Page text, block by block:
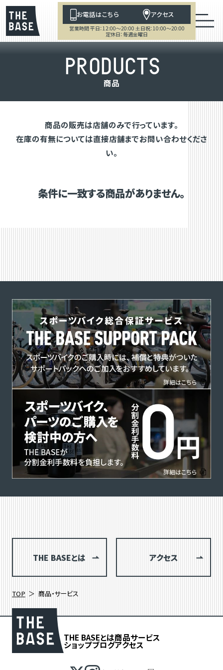
お電話はこちら アクセス
営業時間 平日：12:00～20:00 土日祝：10:00～20:00
定休日：毎週金曜日
PRODUCTS
商品
商品の販売は店舗のみで行っています。
在庫の有無については直接店舗までお問い合わせくださ
い。
条件に一致する商品がありません。
THE BASEとは アクセス
TOP 商品・サービス
THE BASEとは商品サービス
ショップブログアクセス